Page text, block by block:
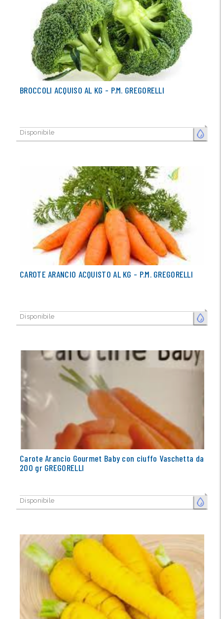
FRESCO
BROCCOLI ACQUISO AL KG - P.M. GREGORELLI
Disponibile
FRESCO
CAROTE ARANCIO ACQUISTO AL KG - P.M. GREGORELLI
Disponibile
FRESCO
Carote Arancio Gourmet Baby con ciuffo Vaschetta da
200 gr GREGORELLI
Disponibile